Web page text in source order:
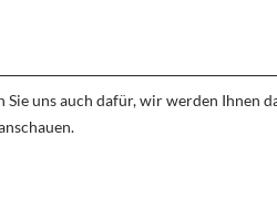
uns auch dafür, wir werden Ihnen